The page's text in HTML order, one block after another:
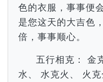
色的衣服，事事便
是您这天的大吉色
倍，事事顺心。
五行相克： 金
水、 水克火、 火克